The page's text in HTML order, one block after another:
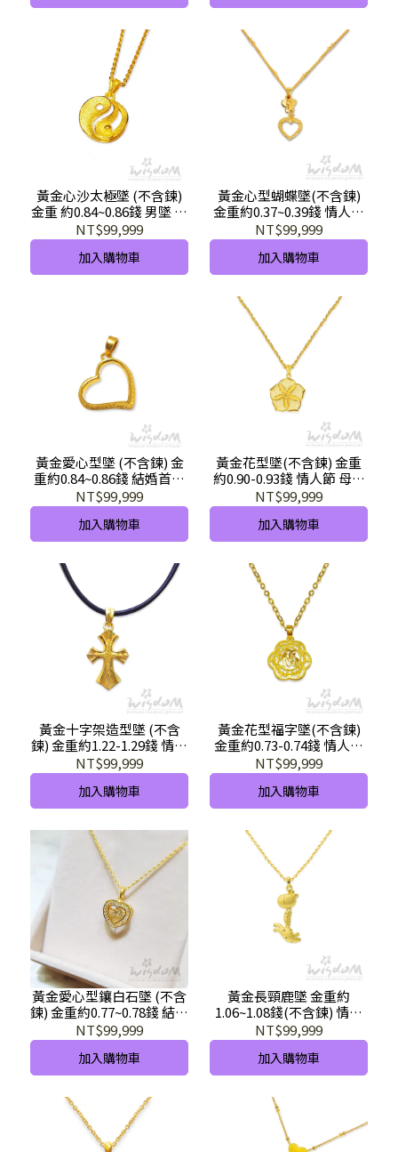
黃金心沙太極墜 (不含鍊)
金重 約0.84~0.86錢 男墜 女
墜 父親節 母親節 情人節禮
物 GD00395-IXX-GHX
NT$99,999
加入購物車
黃金心型蝴蝶墜(不含鍊)
金重約0.37~0.39錢 情人節
母親節禮物 GD01351-FXX
-GHX
NT$99,999
加入購物車
黃金愛心型墜 (不含鍊) 金
重約0.84~0.86錢 結婚首飾
推薦 GD01800-FEX-GHX
NT$99,999
加入購物車
黃金花型墜(不含鍊) 金重
約0.90-0.93錢 情人節 母親
節禮物 GD02964-IXX-GHX
NT$99,999
加入購物車
黃金十字架造型墜 (不含
鍊) 金重約1.22-1.29錢 情人
節 母親節 禮物 GD00204-
HEX-GHX
NT$99,999
加入購物車
黃金花型福字墜(不含鍊)
金重約0.73-0.74錢 情人節
母親節 生日 GD00597-
FEX-GHX
NT$99,999
加入購物車
黃金愛心型鑲白石墜 (不含
鍊) 金重約0.77~0.78錢 結婚
首飾推薦 GD01972-AFXX-
GHX
NT$99,999
加入購物車
黃金長頸鹿墜 金重約
1.06~1.08錢(不含鍊) 情人
節 母親節 生日 項鍊推薦
GD03024-IEX-GHX
NT$99,999
加入購物車